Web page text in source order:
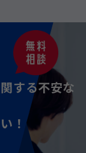
する不安な
！